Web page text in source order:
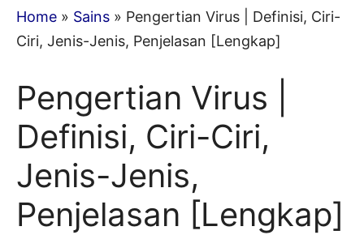
Home » Sains » Pengertian Virus | Definisi, Ciri-
Ciri, Jenis-Jenis, Penjelasan [Lengkap]
Pengertian Virus |
Definisi, Ciri-Ciri,
Jenis-Jenis,
Penjelasan [Lengkap]